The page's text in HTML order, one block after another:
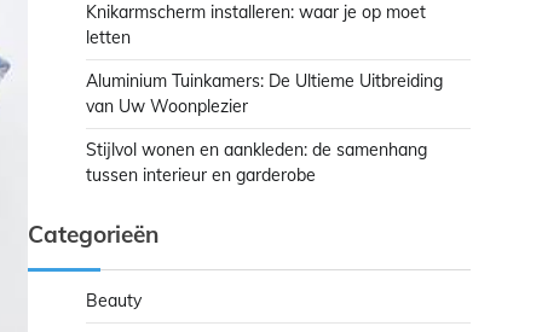
Knikarmscherm installeren: waar je op moet
letten
Aluminium Tuinkamers: De Ultieme Uitbreiding
van Uw Woonplezier
Stijlvol wonen en aankleden: de samenhang
tussen interieur en garderobe
Categorieën
Beauty